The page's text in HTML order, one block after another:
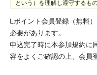
という）を理解し遵守するも
また、L会員入会申込をした
す。
◆第1条（サービス・コンテ
当方は、本サイト上
Lポイント会員登録（無料
必要があります。
申込完了時に本参加規約に
容をよくご確認の上、会員